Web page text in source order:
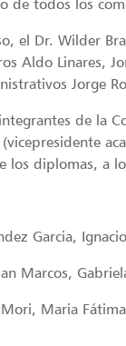
el Dr. Wilder
Aldo Linares,
Jorge
de la
los diplomas, a
Garcia,
Marcos,
Maria